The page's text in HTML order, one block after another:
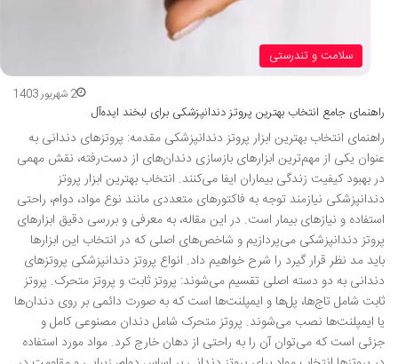
سلامت و تندرستی
2 شهریور 1403
راهنمای جامع انتخاب بهترین پروتز دندانپزشکی برای لبخند ایده‌آل
راهنمای انتخاب بهترین ابزار پروتز دندانپزشکی مقدمه: پروتزهای دندانی به
عنوان یکی از مهم‌ترین ابزارهای بازسازی دندان‌های از دست‌رفته، نقش مهمی
در بهبود کیفیت زندگی بیماران ایفا می‌کنند. انتخاب بهترین ابزار پروتز
دندانپزشکی نیازمند توجه به فاکتورهای متعددی مانند نوع مواد، دوام، راحتی
استفاده و نیازهای بیمار است. در این مقاله، به معرفی و بررسی دقیق ابزارهای
پروتز دندانپزشکی می‌پردازیم و شاخص‌های اصلی که در انتخاب این ابزارها
باید مد نظر قرار گیرد را شرح خواهیم داد. انواع پروتز دندانپزشکی پروتزهای
دندانی به دو دسته اصلی تقسیم می‌شوند: پروتز ثابت و پروتز متحرک. پروتز
ثابت شامل تاج‌ها، پل‌ها و ایمپلنت‌ها است که به صورت دائمی بر روی دندان‌ها
یا ایمپلنت‌ها نصب می‌شوند. پروتز متحرک شامل دندان مصنوعی کامل و
جزئی است که می‌توان آن را به راحتی از دهان خارج کرد. مواد مورد استفاده